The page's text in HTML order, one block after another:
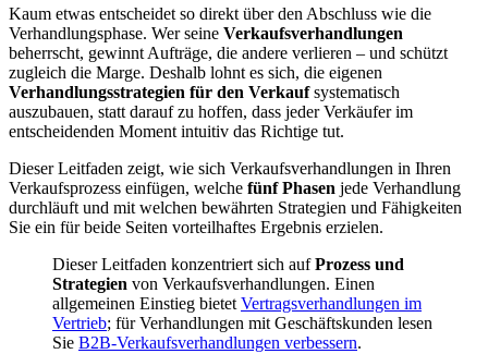
Kaum etwas entscheidet so direkt über den Abschluss wie die
Verhandlungsphase. Wer seine Verkaufsverhandlungen
beherrscht, gewinnt Aufträge, die andere verlieren – und schützt
zugleich die Marge. Deshalb lohnt es sich, die eigenen
Verhandlungsstrategien für den Verkaufsystematisch
auszubauen, statt darauf zu hoffen, dass jeder Verkäufer im
entscheidenden Moment intuitiv das Richtige tut.
Dieser Leitfaden zeigt, wie sich Verkaufsverhandlungen in Ihren
Verkaufsprozess einfügen, welche fünf Phasen jede Verhandlung
durchläuft und mit welchen bewährten Strategien und Fähigkeiten
Sie ein für beide Seiten vorteilhaftes Ergebnis erzielen.
Dieser Leitfaden konzentriert sich aufProzess und
Strategien von Verkaufsverhandlungen. Einen
allgemeinen Einstieg bietet Vertragsverhandlungen im
Vertrieb; für Verhandlungen mit Geschäftskunden lesen
Sie B2B-Verkaufsverhandlungen verbessern.